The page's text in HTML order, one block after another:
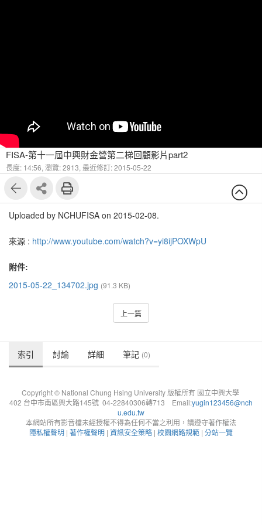
FISA-第十一屆中興財金營第二梯回顧影片part2
長度: 14:56, 瀏覽: 2913, 最近修訂: 2015-05-22
Uploaded by NCHUFISA on 2015-02-08.
來源 : http://www.youtube.com/watch?v=yi8ijPOXWpU
附件:
2015-05-22_134702.jpg (91.3 KB)
上一篇
索引 討論 詳細 筆記 (0)
Copyright © National Chung Hsing University 版權所有 國立中興大學
402 台中市南區興大路145號 04-22840306轉713 Email:yugin123456@nch
u.edu.tw
本網站所有影音檔未經授權不得為任何不當之利用，請遵守著作權法
隱私權聲明 | 著作權聲明 | 資訊安全策略 | 校園網路規範 | 分站一覽